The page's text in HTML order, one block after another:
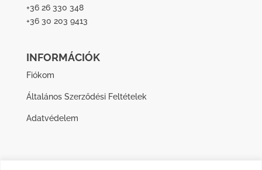
+36 26 330 348
+36 30 203 9413
INFORMÁCIÓK
Fiókom
Általános Szerződési Feltételek
Adatvédelem